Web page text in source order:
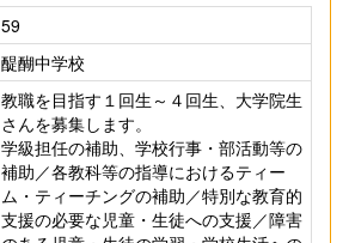
59
醍醐中学校
教職を目指す１回生～４回生、大学院生
さんを募集します。
学級担任の補助、学校行事・部活動等の
補助／各教科等の指導におけるティー
ム・ティーチングの補助／特別な教育的
支援の必要な児童・生徒への支援／障害